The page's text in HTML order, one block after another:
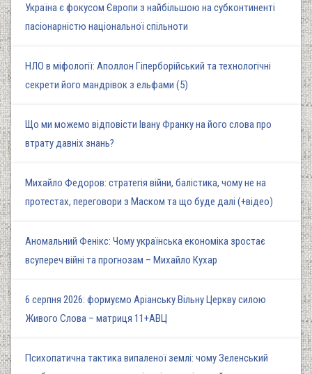
Україна є фокусом Європи з найбільшою на субконтиненті
пасіонарністю національної спільноти
НЛО в міфології: Аполлон Гіперборійський та технологічні
секрети його мандрівок з ельфами (5)
Що ми можемо відповісти Івану Франку на його слова про
втрату давніх знань?
Михайло Федоров: стратегія війни, балістика, чому не на
протестах, переговори з Маском та що буде далі (+відео)
Аномальний Фенікс: Чому українська економіка зростає
всупереч війні та прогнозам – Михайло Кухар
6 серпня 2026: формуємо Аріанську Вільну Церкву силою
Живого Слова – матриця 11+АВЦ
Психопатична тактика випаленої землі: чому Зеленський